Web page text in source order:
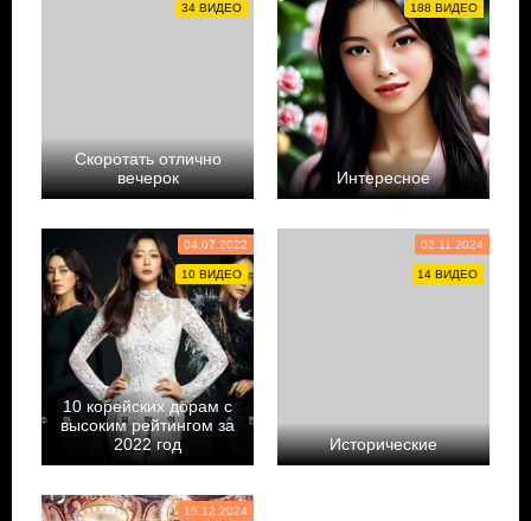
34 ВИДЕО
Скоротать отлично
вечерок
188 ВИДЕО
Интересное
04.07.2022
10 ВИДЕО
10 корейских дорам с
высоким рейтингом за
2022 год
02.11.2024
14 ВИДЕО
Исторические
15.12.2024